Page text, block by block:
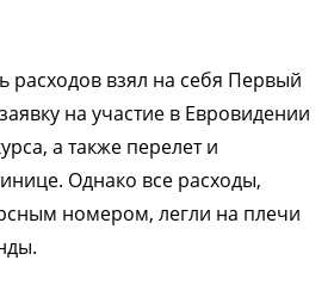
расходов взял на себя Первый
на участие в Евровидении
а также перелет и
Однако все расходы,
номером, легли на плечи